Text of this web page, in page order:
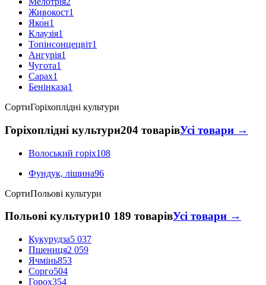
Живокост1
Яко́н1
Клаузія1
Топінсонцецвіт1
Ангурія1
Чугота1
Сарах1
Бенінказа1
СортиГоріхоплідні культури
Горіхоплідні культури204 товарівУсі товари →
Волоський горіх108
Фундук, ліщина96
СортиПольові культури
Польові культури10 189 товарівУсі товари →
Кукурудза5 037
Пшениця2 059
Ячмінь853
Сорго504
Горох354